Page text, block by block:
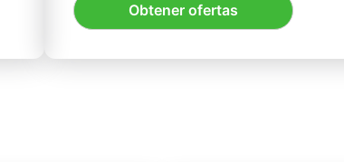
Obtener ofertas